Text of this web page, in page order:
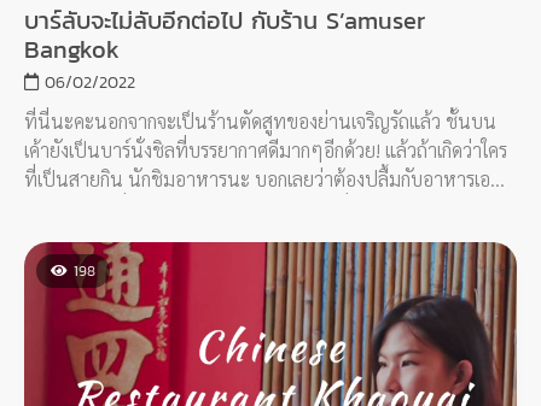
บาร์ลับจะไม่ลับอีกต่อไป กับร้าน S’amuser
Bangkok
06/02/2022
ที่นี่นะคะนอกจากจะเป็นร้านตัดสูทของย่านเจริญรัถแล้ว ชั้นบน
เค้ายังเป็นบาร์นั่งชิลที่บรรยากาศดีมากๆอีกด้วย! แล้วถ้าเกิดว่าใคร
ที่เป็นสายกิน นักชิมอาหารนะ บอกเลยว่าต้องปลื้มกับอาหารเอ
คุณภาพเป็นอย่างดี พร้อมกับเครื่องดื่มอีกมากมายให้เลือกตามไลฟ์
สไตล์ 198